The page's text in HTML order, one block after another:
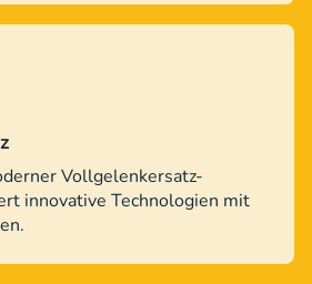
Vollgelenkersatz-
innovative Technologien mit